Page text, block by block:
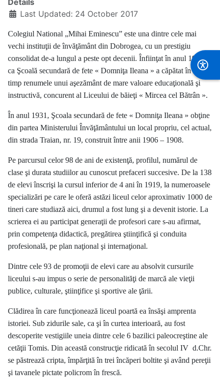
Details
Last Updated: 24 October 2017
Colegiul National „Mihai Eminescu” este una dintre cele mai
vechi instituţii de învăţământ din Dobrogea, cu un prestigiu
consolidat de-a lungul a peste opt decenii. Înfiinţat în anul 1919
ca Şcoală secundară de fete « Domniţa Ileana » a căpătat în scurt
timp renumele unui aşezământ de mare valoare educaţională şi
instructivă, concurent al Liceului de băieţi « Mircea cel Bătrân ».
În anul 1931, Şcoala secundară de fete « Domniţa Ileana » obţine
din partea Ministerului Învăţământului un local propriu, cel actual,
din strada Traian, nr. 19, construit între anii 1906 – 1908.
Pe parcursul celor 98 de ani de existenţă, profilul, numărul de
clase şi durata studiilor au cunoscut prefaceri succesive. De la 138
de elevi înscrişi la cursul inferior de 4 ani în 1919, la numeroasele
specializări pe care le oferă astăzi liceul celor aproximativ 1000 de
tineri care studiază aici, drumul a fost lung şi a devenit istorie. La
scrierea ei au participat generaţii de profesori care s-au afirmat,
prin competenţa didactică, pregătirea ştiinţifică şi conduita
profesională, pe plan naţional şi internaţional.
Dintre cele 93 de promoţii de elevi care au absolvit cursurile
liceului s-au impus o serie de personalităţi de marcă ale vieţii
publice, culturale, ştiinţifice şi sportive ale ţării.
Clădirea în care funcţionează liceul poartă ea însăşi amprenta
istoriei. Sub zidurile sale, ca şi în curtea interioară, au fost
descoperite vestigiile uneia dintre cele 6 bazilici paleocreştine ale
cetăţii Tomis. Din această construcţie ridicată în secolul IV d.Chr.
se păstrează cripta, împărţită în trei încăperi boltite şi având pereţii
şi tavanele pictate policrom în frescă.